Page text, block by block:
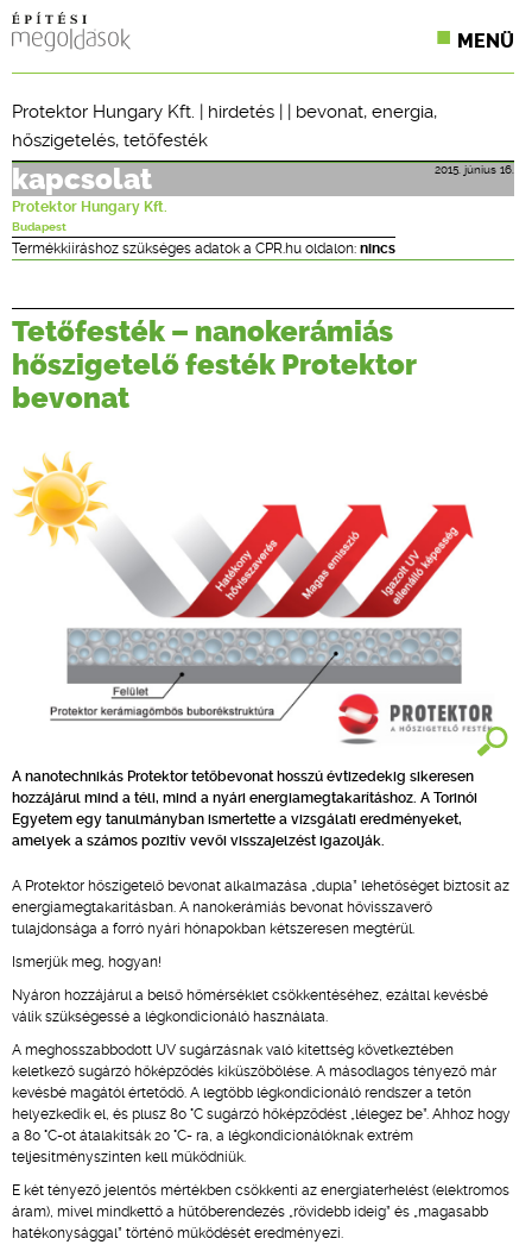
MENÜ
SZAKLAPOK
CPR TERMÉKKIÍRÁS
ÉPÍTÉSI JOG
ONLINE KÉPZÉSEK
TERVEZÉSI SEGÉDLETEK
Protektor Hungary Kft. | hirdetés | | bevonat, energia,
hőszigetelés, tetőfesték
2015. június 16.
kapcsolat
Protektor Hungary Kft.
Budapest
Termékkiíráshoz szükséges adatok a CPR.hu oldalon: nincs
Tetőfesték – nanokerámiás
hőszigetelő festék Protektor
bevonat
A nanotechnikás Protektor tetőbevonat hosszú évtizedekig sikeresen
hozzájárul mind a téli, mind a nyári energiamegtakarításhoz. A Torinói
Egyetem egy tanulmányban ismertette a vizsgálati eredményeket,
amelyek a számos pozitív vevői visszajelzést igazolják.
A Protektor hőszigetelő bevonat alkalmazása „dupla” lehetőséget biztosít az
energiamegtakarításban. A nanokerámiás bevonat hővisszaverő
tulajdonsága a forró nyári hónapokban kétszeresen megtérül.
Ismerjük meg, hogyan!
Nyáron hozzájárul a belső hőmérséklet csökkentéséhez, ezáltal kevésbé
válik szükségessé a légkondicionáló használata.
A meghosszabbodott UV sugárzásnak való kitettség következtében
keletkező sugárzó hőképződés kiküszöbölése. A másodlagos tényező már
kevésbé magától értetődő. A legtöbb légkondicionáló rendszer a tetőn
helyezkedik el, és plusz 80 °C sugárzó hőképződést „lélegez be”. Ahhoz hogy
a 80 °C-ot átalakítsák 20 °C- ra, a légkondicionálóknak extrém
teljesítményszinten kell működniük.
E két tényező jelentős mértékben csökkenti az energiaterhelést (elektromos
áram), mivel mindkettő a hűtőberendezés „rövidebb ideig” és „magasabb
hatékonysággal” történő működését eredményezi.